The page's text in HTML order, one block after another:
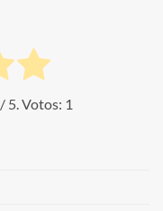
/ 5. Votos: 1